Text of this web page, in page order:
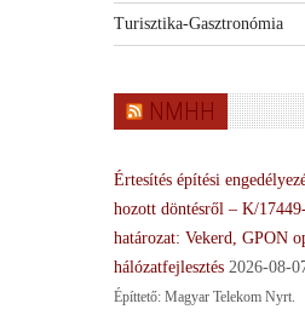
Turisztika-Gasztronómia
NMHH
Értesítés építési
hozott döntésről – K/
határozat: Vekerd, GPON
hálózatfejlesztés 2026-08-
Építtető: Magyar Telekom Nyrt.